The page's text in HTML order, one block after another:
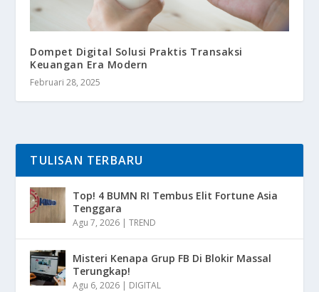
Dompet Digital Solusi Praktis Transaksi
Keuangan Era Modern
Februari 28, 2025
TULISAN TERBARU
Top! 4 BUMN RI Tembus Elit Fortune Asia
Tenggara
Agu 7, 2026 |TREND
Misteri Kenapa Grup FB Di Blokir Massal
Terungkap!
Agu 6, 2026 | DIGITAL